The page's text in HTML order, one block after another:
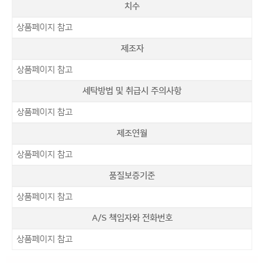
치수
상품페이지 참고
제조자
상품페이지 참고
세탁방법 및 취급시 주의사항
상품페이지 참고
제조연월
상품페이지 참고
품질보증기준
상품페이지 참고
A/S 책임자와 전화번호
상품페이지 참고